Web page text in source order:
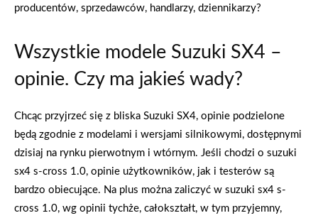
producentów, sprzedawców, handlarzy, dziennikarzy?
Wszystkie modele Suzuki SX4 –
opinie. Czy ma jakieś wady?
Chcąc przyjrzeć się z bliska Suzuki SX4, opinie podzielone
będą zgodnie z modelami i wersjami silnikowymi, dostępnymi
dzisiaj na rynku pierwotnym i wtórnym. Jeśli chodzi o suzuki
sx4 s-cross 1.0, opinie użytkowników, jak i testerów są
bardzo obiecujące. Na plus można zaliczyć w suzuki sx4 s-
cross 1.0, wg opinii tychże, całokształt, w tym przyjemny,